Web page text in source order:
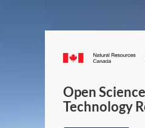
Open
Technology